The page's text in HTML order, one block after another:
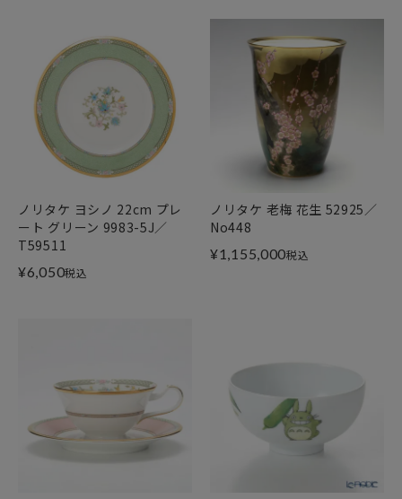
ノリタケ ヨシノ 22cm プレ
ート グリーン 9983-5J／
T59511
¥6,050税込
ノリタケ 老梅 花生 52925／
No448
¥1,155,000税込